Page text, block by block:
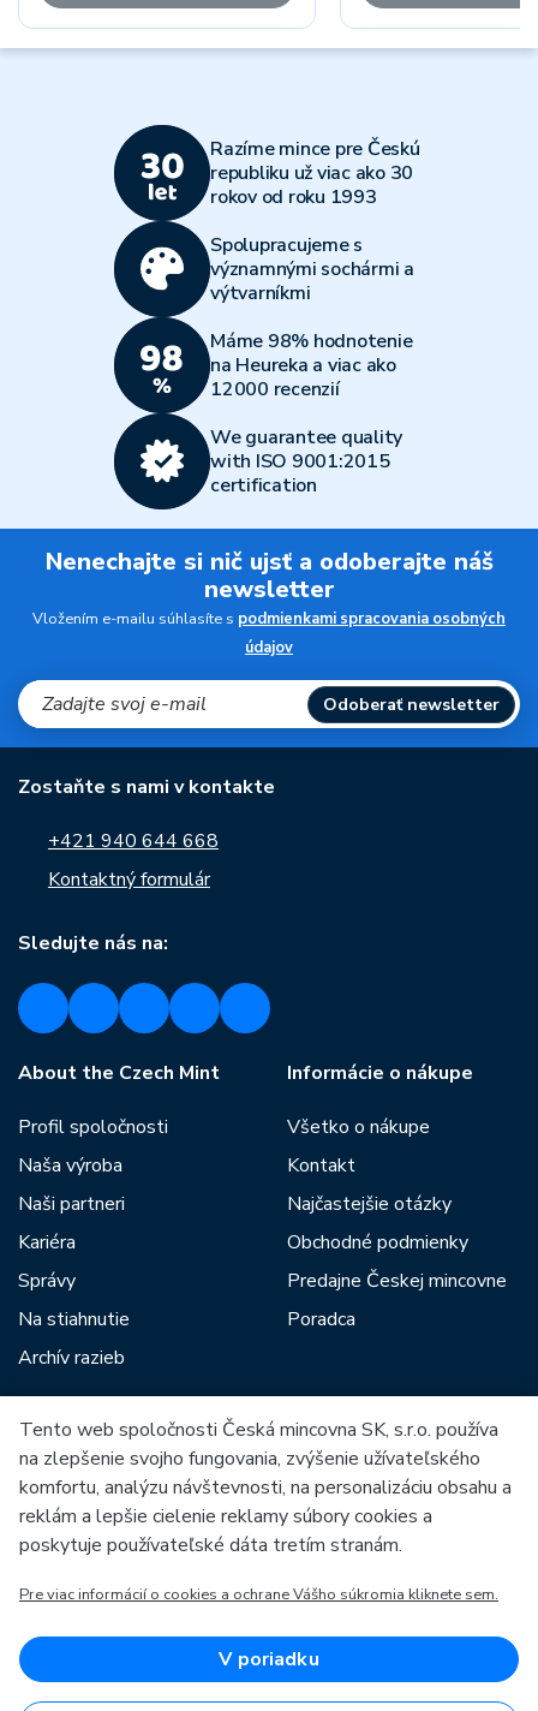
Razíme mince pre Českú
republiku už viac ako 30
rokov od roku 1993
Spolupracujeme s
významnými sochármi a
výtvarníkmi
Máme 98% hodnotenie
na Heureka a viac ako
12000 recenzií
We guarantee quality
with ISO 9001:2015
certification
Nenechajte si nič ujsť a odoberajte náš
newsletter
Vložením e-mailu súhlasíte s podmienkami spracovania osobných
údajov
Odoberať newsletter
Zostaňte s nami v kontakte
+421 940 644 668
Kontaktný formulár
Sledujte nás na:
About the Czech Mint
Profil spoločnosti
Naša výroba
Naši partneri
Kariéra
Správy
Na stiahnutie
Archív razieb
Informácie o nákupe
Všetko o nákupe
Kontakt
Najčastejšie otázky
Obchodné podmienky
Predajne Českej mincovne
Poradca
Medzi našich partnerov patria:
Európska únia
OP Podnikanie a inovácie pre konkurencieschopnosť
Európsky fond pre regionálny rozvoj
Tento web spoločnosti Česká mincovna SK, s.r.o. používa
na zlepšenie svojho fungovania, zvýšenie užívateľského
komfortu, analýzu návštevnosti, na personalizáciu obsahu a
reklám a lepšie cielenie reklamy súbory cookies a
poskytuje používateľské dáta tretím stranám.
Pre viac informácií o cookies a ochrane Vášho súkromia kliknete sem.
V poriadku